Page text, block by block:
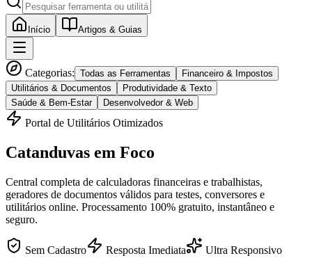
Início Artigos & Guias
Categorias: Todas as Ferramentas
Financeiro & Impostos
Utilitários & Documentos
Produtividade & Texto
Saúde & Bem-Estar
Desenvolvedor & Web
Portal de Utilitários Otimizados
Catanduvas em Foco
Central completa de calculadoras financeiras e trabalhistas,
geradores de documentos válidos para testes, conversores e
utilitários online. Processamento 100% gratuito, instantâneo e
seguro.
Sem Cadastro Resposta Imediata Ultra Responsivo